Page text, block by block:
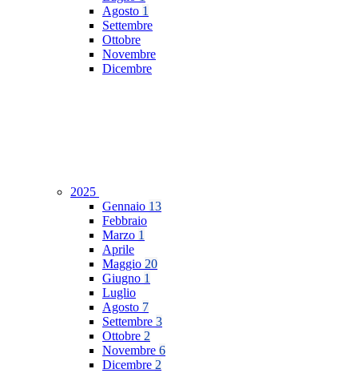
Agosto 1
Settembre
Ottobre
Novembre
Dicembre
2025
Gennaio 13
Febbraio
Marzo 1
Aprile
Maggio 20
Giugno 1
Luglio
Agosto 7
Settembre 3
Ottobre 2
Novembre 6
Dicembre 2